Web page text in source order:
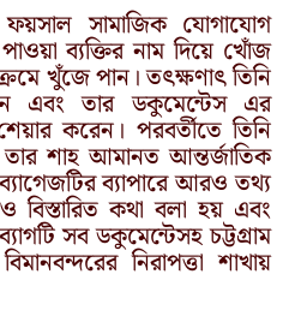
সামাজিক যোগাযোগ
ব্যক্তির নাম দিয়ে খোঁজ
খুঁজে পান। তৎক্ষণাৎ তিনি
এবং তার ডকুমেন্টেস এর
করেন। পরবর্তীতে তিনি
শাহ আমানত আন্তর্জাতিক
ব্যাপারে আরও তথ্য
কথা বলা হয় এবং
সব ডকুমেন্টেসহ চট্টগ্রাম
নিরাপত্তা শাখায়